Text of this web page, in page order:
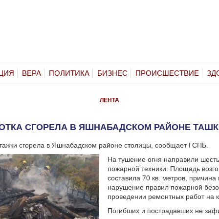
ВЕРА ПОЛИТИКА БИЗНЕС ПРОИСШЕСТВИЕ
ЛЕНТА
СГОРЕЛА В ЯШНАБАДСКОМ РАЙОНЕ
сгорела в Яшнабадском районе столицы, сообщает ГСПБ.
На тушение огня направили
пожарной техники. Площадь
составила 70 кв. метров,
нарушение правил пожарной
проведении ремонтных работ на
Погибших и пострадавших не